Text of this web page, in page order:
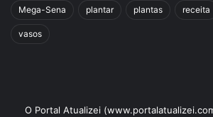
Mega-Sena plantar plantas receita
vasos
O Portal Atualizei